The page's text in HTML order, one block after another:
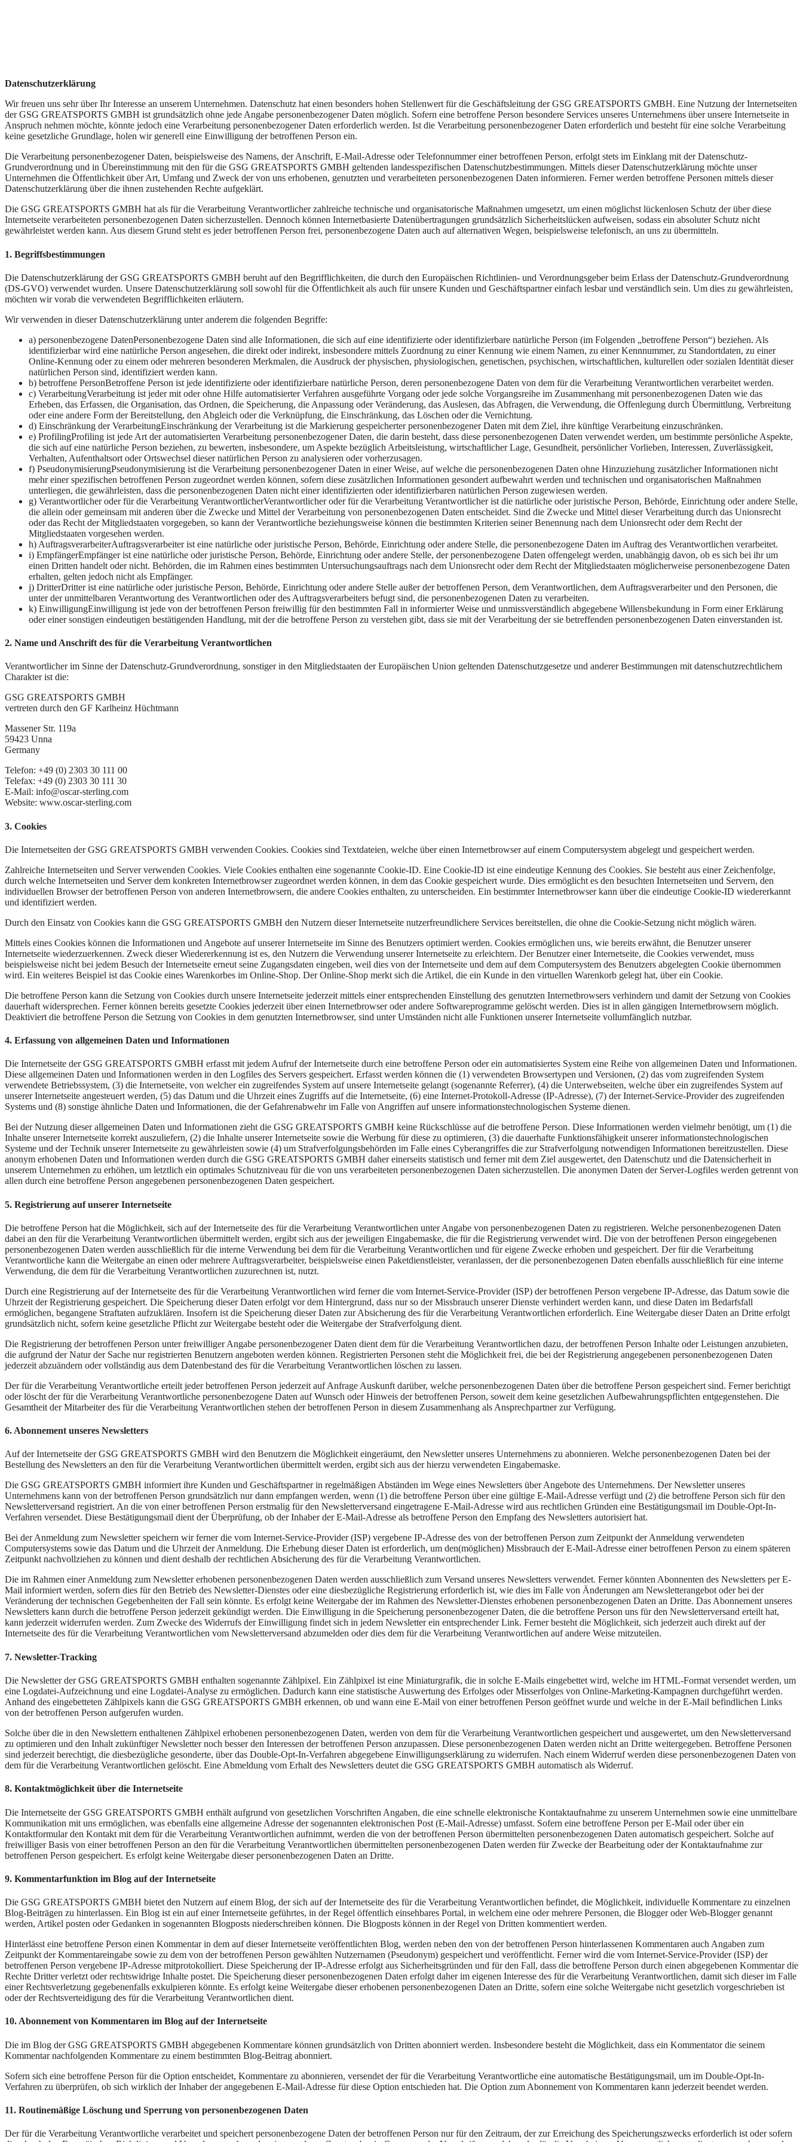
Datenschutzerklärung
Wir freuen uns sehr über Ihr Interesse an unserem Unternehmen. Datenschutz hat einen besonders hohen Stellenwert für die Geschäftsleitung der GSG GREATSPORTS GMBH. Eine Nutzung der Internetseiten
der GSG GREATSPORTS GMBH ist grundsätzlich ohne jede Angabe personenbezogener Daten möglich. Sofern eine betroffene Person besondere Services unseres Unternehmens über unsere Internetseite in
Anspruch nehmen möchte, könnte jedoch eine Verarbeitung personenbezogener Daten erforderlich werden. Ist die Verarbeitung personenbezogener Daten erforderlich und besteht für eine solche Verarbeitung
keine gesetzliche Grundlage, holen wir generell eine Einwilligung der betroffenen Person ein.
Die Verarbeitung personenbezogener Daten, beispielsweise des Namens, der Anschrift, E-Mail-Adresse oder Telefonnummer einer betroffenen Person, erfolgt stets im Einklang mit der Datenschutz-
Grundverordnung und in Übereinstimmung mit den für die GSG GREATSPORTS GMBH geltenden landesspezifischen Datenschutzbestimmungen. Mittels dieser Datenschutzerklärung möchte unser
Unternehmen die Öffentlichkeit über Art, Umfang und Zweck der von uns erhobenen, genutzten und verarbeiteten personenbezogenen Daten informieren. Ferner werden betroffene Personen mittels dieser
Datenschutzerklärung über die ihnen zustehenden Rechte aufgeklärt.
Die GSG GREATSPORTS GMBH hat als für die Verarbeitung Verantwortlicher zahlreiche technische und organisatorische Maßnahmen umgesetzt, um einen möglichst lückenlosen Schutz der über diese
Internetseite verarbeiteten personenbezogenen Daten sicherzustellen. Dennoch können Internetbasierte Datenübertragungen grundsätzlich Sicherheitslücken aufweisen, sodass ein absoluter Schutz nicht
gewährleistet werden kann. Aus diesem Grund steht es jeder betroffenen Person frei, personenbezogene Daten auch auf alternativen Wegen, beispielsweise telefonisch, an uns zu übermitteln.
1. Begriffsbestimmungen
Die Datenschutzerklärung der GSG GREATSPORTS GMBH beruht auf den Begrifflichkeiten, die durch den Europäischen Richtlinien- und Verordnungsgeber beim Erlass der Datenschutz-Grundverordnung
(DS-GVO) verwendet wurden. Unsere Datenschutzerklärung soll sowohl für die Öffentlichkeit als auch für unsere Kunden und Geschäftspartner einfach lesbar und verständlich sein. Um dies zu gewährleisten,
möchten wir vorab die verwendeten Begrifflichkeiten erläutern.
Wir verwenden in dieser Datenschutzerklärung unter anderem die folgenden Begriffe:
a) personenbezogene DatenPersonenbezogene Daten sind alle Informationen, die sich auf eine identifizierte oder identifizierbare natürliche Person (im Folgenden „betroffene Person“) beziehen. Als
identifizierbar wird eine natürliche Person angesehen, die direkt oder indirekt, insbesondere mittels Zuordnung zu einer Kennung wie einem Namen, zu einer Kennnummer, zu Standortdaten, zu einer
Online-Kennung oder zu einem oder mehreren besonderen Merkmalen, die Ausdruck der physischen, physiologischen, genetischen, psychischen, wirtschaftlichen, kulturellen oder sozialen Identität dieser
natürlichen Person sind, identifiziert werden kann.
b) betroffene PersonBetroffene Person ist jede identifizierte oder identifizierbare natürliche Person, deren personenbezogene Daten von dem für die Verarbeitung Verantwortlichen verarbeitet werden.
c) VerarbeitungVerarbeitung ist jeder mit oder ohne Hilfe automatisierter Verfahren ausgeführte Vorgang oder jede solche Vorgangsreihe im Zusammenhang mit personenbezogenen Daten wie das
Erheben, das Erfassen, die Organisation, das Ordnen, die Speicherung, die Anpassung oder Veränderung, das Auslesen, das Abfragen, die Verwendung, die Offenlegung durch Übermittlung, Verbreitung
oder eine andere Form der Bereitstellung, den Abgleich oder die Verknüpfung, die Einschränkung, das Löschen oder die Vernichtung.
d) Einschränkung der VerarbeitungEinschränkung der Verarbeitung ist die Markierung gespeicherter personenbezogener Daten mit dem Ziel, ihre künftige Verarbeitung einzuschränken.
e) ProfilingProfiling ist jede Art der automatisierten Verarbeitung personenbezogener Daten, die darin besteht, dass diese personenbezogenen Daten verwendet werden, um bestimmte persönliche Aspekte,
die sich auf eine natürliche Person beziehen, zu bewerten, insbesondere, um Aspekte bezüglich Arbeitsleistung, wirtschaftlicher Lage, Gesundheit, persönlicher Vorlieben, Interessen, Zuverlässigkeit,
Verhalten, Aufenthaltsort oder Ortswechsel dieser natürlichen Person zu analysieren oder vorherzusagen.
f) PseudonymisierungPseudonymisierung ist die Verarbeitung personenbezogener Daten in einer Weise, auf welche die personenbezogenen Daten ohne Hinzuziehung zusätzlicher Informationen nicht
mehr einer spezifischen betroffenen Person zugeordnet werden können, sofern diese zusätzlichen Informationen gesondert aufbewahrt werden und technischen und organisatorischen Maßnahmen
unterliegen, die gewährleisten, dass die personenbezogenen Daten nicht einer identifizierten oder identifizierbaren natürlichen Person zugewiesen werden.
g) Verantwortlicher oder für die Verarbeitung VerantwortlicherVerantwortlicher oder für die Verarbeitung Verantwortlicher ist die natürliche oder juristische Person, Behörde, Einrichtung oder andere Stelle,
die allein oder gemeinsam mit anderen über die Zwecke und Mittel der Verarbeitung von personenbezogenen Daten entscheidet. Sind die Zwecke und Mittel dieser Verarbeitung durch das Unionsrecht
oder das Recht der Mitgliedstaaten vorgegeben, so kann der Verantwortliche beziehungsweise können die bestimmten Kriterien seiner Benennung nach dem Unionsrecht oder dem Recht der
Mitgliedstaaten vorgesehen werden.
h) AuftragsverarbeiterAuftragsverarbeiter ist eine natürliche oder juristische Person, Behörde, Einrichtung oder andere Stelle, die personenbezogene Daten im Auftrag des Verantwortlichen verarbeitet.
i) EmpfängerEmpfänger ist eine natürliche oder juristische Person, Behörde, Einrichtung oder andere Stelle, der personenbezogene Daten offengelegt werden, unabhängig davon, ob es sich bei ihr um
einen Dritten handelt oder nicht. Behörden, die im Rahmen eines bestimmten Untersuchungsauftrags nach dem Unionsrecht oder dem Recht der Mitgliedstaaten möglicherweise personenbezogene Daten
erhalten, gelten jedoch nicht als Empfänger.
j) DritterDritter ist eine natürliche oder juristische Person, Behörde, Einrichtung oder andere Stelle außer der betroffenen Person, dem Verantwortlichen, dem Auftragsverarbeiter und den Personen, die
unter der unmittelbaren Verantwortung des Verantwortlichen oder des Auftragsverarbeiters befugt sind, die personenbezogenen Daten zu verarbeiten.
k) EinwilligungEinwilligung ist jede von der betroffenen Person freiwillig für den bestimmten Fall in informierter Weise und unmissverständlich abgegebene Willensbekundung in Form einer Erklärung
oder einer sonstigen eindeutigen bestätigenden Handlung, mit der die betroffene Person zu verstehen gibt, dass sie mit der Verarbeitung der sie betreffenden personenbezogenen Daten einverstanden ist.
2. Name und Anschrift des für die Verarbeitung Verantwortlichen
Verantwortlicher im Sinne der Datenschutz-Grundverordnung, sonstiger in den Mitgliedstaaten der Europäischen Union geltenden Datenschutzgesetze und anderer Bestimmungen mit datenschutzrechtlichem
Charakter ist die:
GSG GREATSPORTS GMBH
vertreten durch den GF Karlheinz Hüchtmann
Massener Str. 119a
59423 Unna
Germany
Telefon: +49 (0) 2303 30 111 00
Telefax: +49 (0) 2303 30 111 30
E-Mail: info@oscar-sterling.com
Website: www.oscar-sterling.com
3. Cookies
Die Internetseiten der GSG GREATSPORTS GMBH verwenden Cookies. Cookies sind Textdateien, welche über einen Internetbrowser auf einem Computersystem abgelegt und gespeichert werden.
Zahlreiche Internetseiten und Server verwenden Cookies. Viele Cookies enthalten eine sogenannte Cookie-ID. Eine Cookie-ID ist eine eindeutige Kennung des Cookies. Sie besteht aus einer Zeichenfolge,
durch welche Internetseiten und Server dem konkreten Internetbrowser zugeordnet werden können, in dem das Cookie gespeichert wurde. Dies ermöglicht es den besuchten Internetseiten und Servern, den
individuellen Browser der betroffenen Person von anderen Internetbrowsern, die andere Cookies enthalten, zu unterscheiden. Ein bestimmter Internetbrowser kann über die eindeutige Cookie-ID wiedererkannt
und identifiziert werden.
Durch den Einsatz von Cookies kann die GSG GREATSPORTS GMBH den Nutzern dieser Internetseite nutzerfreundlichere Services bereitstellen, die ohne die Cookie-Setzung nicht möglich wären.
Mittels eines Cookies können die Informationen und Angebote auf unserer Internetseite im Sinne des Benutzers optimiert werden. Cookies ermöglichen uns, wie bereits erwähnt, die Benutzer unserer
Internetseite wiederzuerkennen. Zweck dieser Wiedererkennung ist es, den Nutzern die Verwendung unserer Internetseite zu erleichtern. Der Benutzer einer Internetseite, die Cookies verwendet, muss
beispielsweise nicht bei jedem Besuch der Internetseite erneut seine Zugangsdaten eingeben, weil dies von der Internetseite und dem auf dem Computersystem des Benutzers abgelegten Cookie übernommen
wird. Ein weiteres Beispiel ist das Cookie eines Warenkorbes im Online-Shop. Der Online-Shop merkt sich die Artikel, die ein Kunde in den virtuellen Warenkorb gelegt hat, über ein Cookie.
Die betroffene Person kann die Setzung von Cookies durch unsere Internetseite jederzeit mittels einer entsprechenden Einstellung des genutzten Internetbrowsers verhindern und damit der Setzung von Cookies
dauerhaft widersprechen. Ferner können bereits gesetzte Cookies jederzeit über einen Internetbrowser oder andere Softwareprogramme gelöscht werden. Dies ist in allen gängigen Internetbrowsern möglich.
Deaktiviert die betroffene Person die Setzung von Cookies in dem genutzten Internetbrowser, sind unter Umständen nicht alle Funktionen unserer Internetseite vollumfänglich nutzbar.
4. Erfassung von allgemeinen Daten und Informationen
Die Internetseite der GSG GREATSPORTS GMBH erfasst mit jedem Aufruf der Internetseite durch eine betroffene Person oder ein automatisiertes System eine Reihe von allgemeinen Daten und Informationen.
Diese allgemeinen Daten und Informationen werden in den Logfiles des Servers gespeichert. Erfasst werden können die (1) verwendeten Browsertypen und Versionen, (2) das vom zugreifenden System
verwendete Betriebssystem, (3) die Internetseite, von welcher ein zugreifendes System auf unsere Internetseite gelangt (sogenannte Referrer), (4) die Unterwebseiten, welche über ein zugreifendes System auf
unserer Internetseite angesteuert werden, (5) das Datum und die Uhrzeit eines Zugriffs auf die Internetseite, (6) eine Internet-Protokoll-Adresse (IP-Adresse), (7) der Internet-Service-Provider des zugreifenden
Systems und (8) sonstige ähnliche Daten und Informationen, die der Gefahrenabwehr im Falle von Angriffen auf unsere informationstechnologischen Systeme dienen.
Bei der Nutzung dieser allgemeinen Daten und Informationen zieht die GSG GREATSPORTS GMBH keine Rückschlüsse auf die betroffene Person. Diese Informationen werden vielmehr benötigt, um (1) die
Inhalte unserer Internetseite korrekt auszuliefern, (2) die Inhalte unserer Internetseite sowie die Werbung für diese zu optimieren, (3) die dauerhafte Funktionsfähigkeit unserer informationstechnologischen
Systeme und der Technik unserer Internetseite zu gewährleisten sowie (4) um Strafverfolgungsbehörden im Falle eines Cyberangriffes die zur Strafverfolgung notwendigen Informationen bereitzustellen. Diese
anonym erhobenen Daten und Informationen werden durch die GSG GREATSPORTS GMBH daher einerseits statistisch und ferner mit dem Ziel ausgewertet, den Datenschutz und die Datensicherheit in
unserem Unternehmen zu erhöhen, um letztlich ein optimales Schutzniveau für die von uns verarbeiteten personenbezogenen Daten sicherzustellen. Die anonymen Daten der Server-Logfiles werden getrennt von
allen durch eine betroffene Person angegebenen personenbezogenen Daten gespeichert.
5. Registrierung auf unserer Internetseite
Die betroffene Person hat die Möglichkeit, sich auf der Internetseite des für die Verarbeitung Verantwortlichen unter Angabe von personenbezogenen Daten zu registrieren. Welche personenbezogenen Daten
dabei an den für die Verarbeitung Verantwortlichen übermittelt werden, ergibt sich aus der jeweiligen Eingabemaske, die für die Registrierung verwendet wird. Die von der betroffenen Person eingegebenen
personenbezogenen Daten werden ausschließlich für die interne Verwendung bei dem für die Verarbeitung Verantwortlichen und für eigene Zwecke erhoben und gespeichert. Der für die Verarbeitung
Verantwortliche kann die Weitergabe an einen oder mehrere Auftragsverarbeiter, beispielsweise einen Paketdienstleister, veranlassen, der die personenbezogenen Daten ebenfalls ausschließlich für eine interne
Verwendung, die dem für die Verarbeitung Verantwortlichen zuzurechnen ist, nutzt.
Durch eine Registrierung auf der Internetseite des für die Verarbeitung Verantwortlichen wird ferner die vom Internet-Service-Provider (ISP) der betroffenen Person vergebene IP-Adresse, das Datum sowie die
Uhrzeit der Registrierung gespeichert. Die Speicherung dieser Daten erfolgt vor dem Hintergrund, dass nur so der Missbrauch unserer Dienste verhindert werden kann, und diese Daten im Bedarfsfall
ermöglichen, begangene Straftaten aufzuklären. Insofern ist die Speicherung dieser Daten zur Absicherung des für die Verarbeitung Verantwortlichen erforderlich. Eine Weitergabe dieser Daten an Dritte erfolgt
grundsätzlich nicht, sofern keine gesetzliche Pflicht zur Weitergabe besteht oder die Weitergabe der Strafverfolgung dient.
Die Registrierung der betroffenen Person unter freiwilliger Angabe personenbezogener Daten dient dem für die Verarbeitung Verantwortlichen dazu, der betroffenen Person Inhalte oder Leistungen anzubieten,
die aufgrund der Natur der Sache nur registrierten Benutzern angeboten werden können. Registrierten Personen steht die Möglichkeit frei, die bei der Registrierung angegebenen personenbezogenen Daten
jederzeit abzuändern oder vollständig aus dem Datenbestand des für die Verarbeitung Verantwortlichen löschen zu lassen.
Der für die Verarbeitung Verantwortliche erteilt jeder betroffenen Person jederzeit auf Anfrage Auskunft darüber, welche personenbezogenen Daten über die betroffene Person gespeichert sind. Ferner berichtigt
oder löscht der für die Verarbeitung Verantwortliche personenbezogene Daten auf Wunsch oder Hinweis der betroffenen Person, soweit dem keine gesetzlichen Aufbewahrungspflichten entgegenstehen. Die
Gesamtheit der Mitarbeiter des für die Verarbeitung Verantwortlichen stehen der betroffenen Person in diesem Zusammenhang als Ansprechpartner zur Verfügung.
6. Abonnement unseres Newsletters
Auf der Internetseite der GSG GREATSPORTS GMBH wird den Benutzern die Möglichkeit eingeräumt, den Newsletter unseres Unternehmens zu abonnieren. Welche personenbezogenen Daten bei der
Bestellung des Newsletters an den für die Verarbeitung Verantwortlichen übermittelt werden, ergibt sich aus der hierzu verwendeten Eingabemaske.
Die GSG GREATSPORTS GMBH informiert ihre Kunden und Geschäftspartner in regelmäßigen Abständen im Wege eines Newsletters über Angebote des Unternehmens. Der Newsletter unseres
Unternehmens kann von der betroffenen Person grundsätzlich nur dann empfangen werden, wenn (1) die betroffene Person über eine gültige E-Mail-Adresse verfügt und (2) die betroffene Person sich für den
Newsletterversand registriert. An die von einer betroffenen Person erstmalig für den Newsletterversand eingetragene E-Mail-Adresse wird aus rechtlichen Gründen eine Bestätigungsmail im Double-Opt-In-
Verfahren versendet. Diese Bestätigungsmail dient der Überprüfung, ob der Inhaber der E-Mail-Adresse als betroffene Person den Empfang des Newsletters autorisiert hat.
Bei der Anmeldung zum Newsletter speichern wir ferner die vom Internet-Service-Provider (ISP) vergebene IP-Adresse des von der betroffenen Person zum Zeitpunkt der Anmeldung verwendeten
Computersystems sowie das Datum und die Uhrzeit der Anmeldung. Die Erhebung dieser Daten ist erforderlich, um den(möglichen) Missbrauch der E-Mail-Adresse einer betroffenen Person zu einem späteren
Zeitpunkt nachvollziehen zu können und dient deshalb der rechtlichen Absicherung des für die Verarbeitung Verantwortlichen.
Die im Rahmen einer Anmeldung zum Newsletter erhobenen personenbezogenen Daten werden ausschließlich zum Versand unseres Newsletters verwendet. Ferner könnten Abonnenten des Newsletters per E-
Mail informiert werden, sofern dies für den Betrieb des Newsletter-Dienstes oder eine diesbezügliche Registrierung erforderlich ist, wie dies im Falle von Änderungen am Newsletterangebot oder bei der
Veränderung der technischen Gegebenheiten der Fall sein könnte. Es erfolgt keine Weitergabe der im Rahmen des Newsletter-Dienstes erhobenen personenbezogenen Daten an Dritte. Das Abonnement unseres
Newsletters kann durch die betroffene Person jederzeit gekündigt werden. Die Einwilligung in die Speicherung personenbezogener Daten, die die betroffene Person uns für den Newsletterversand erteilt hat,
kann jederzeit widerrufen werden. Zum Zwecke des Widerrufs der Einwilligung findet sich in jedem Newsletter ein entsprechender Link. Ferner besteht die Möglichkeit, sich jederzeit auch direkt auf der
Internetseite des für die Verarbeitung Verantwortlichen vom Newsletterversand abzumelden oder dies dem für die Verarbeitung Verantwortlichen auf andere Weise mitzuteilen.
7. Newsletter-Tracking
Die Newsletter der GSG GREATSPORTS GMBH enthalten sogenannte Zählpixel. Ein Zählpixel ist eine Miniaturgrafik, die in solche E-Mails eingebettet wird, welche im HTML-Format versendet werden, um
eine Logdatei-Aufzeichnung und eine Logdatei-Analyse zu ermöglichen. Dadurch kann eine statistische Auswertung des Erfolges oder Misserfolges von Online-Marketing-Kampagnen durchgeführt werden.
Anhand des eingebetteten Zählpixels kann die GSG GREATSPORTS GMBH erkennen, ob und wann eine E-Mail von einer betroffenen Person geöffnet wurde und welche in der E-Mail befindlichen Links
von der betroffenen Person aufgerufen wurden.
Solche über die in den Newslettern enthaltenen Zählpixel erhobenen personenbezogenen Daten, werden von dem für die Verarbeitung Verantwortlichen gespeichert und ausgewertet, um den Newsletterversand
zu optimieren und den Inhalt zukünftiger Newsletter noch besser den Interessen der betroffenen Person anzupassen. Diese personenbezogenen Daten werden nicht an Dritte weitergegeben. Betroffene Personen
sind jederzeit berechtigt, die diesbezügliche gesonderte, über das Double-Opt-In-Verfahren abgegebene Einwilligungserklärung zu widerrufen. Nach einem Widerruf werden diese personenbezogenen Daten von
dem für die Verarbeitung Verantwortlichen gelöscht. Eine Abmeldung vom Erhalt des Newsletters deutet die GSG GREATSPORTS GMBH automatisch als Widerruf.
8. Kontaktmöglichkeit über die Internetseite
Die Internetseite der GSG GREATSPORTS GMBH enthält aufgrund von gesetzlichen Vorschriften Angaben, die eine schnelle elektronische Kontaktaufnahme zu unserem Unternehmen sowie eine unmittelbare
Kommunikation mit uns ermöglichen, was ebenfalls eine allgemeine Adresse der sogenannten elektronischen Post (E-Mail-Adresse) umfasst. Sofern eine betroffene Person per E-Mail oder über ein
Kontaktformular den Kontakt mit dem für die Verarbeitung Verantwortlichen aufnimmt, werden die von der betroffenen Person übermittelten personenbezogenen Daten automatisch gespeichert. Solche auf
freiwilliger Basis von einer betroffenen Person an den für die Verarbeitung Verantwortlichen übermittelten personenbezogenen Daten werden für Zwecke der Bearbeitung oder der Kontaktaufnahme zur
betroffenen Person gespeichert. Es erfolgt keine Weitergabe dieser personenbezogenen Daten an Dritte.
9. Kommentarfunktion im Blog auf der Internetseite
Die GSG GREATSPORTS GMBH bietet den Nutzern auf einem Blog, der sich auf der Internetseite des für die Verarbeitung Verantwortlichen befindet, die Möglichkeit, individuelle Kommentare zu einzelnen
Blog-Beiträgen zu hinterlassen. Ein Blog ist ein auf einer Internetseite geführtes, in der Regel öffentlich einsehbares Portal, in welchem eine oder mehrere Personen, die Blogger oder Web-Blogger genannt
werden, Artikel posten oder Gedanken in sogenannten Blogposts niederschreiben können. Die Blogposts können in der Regel von Dritten kommentiert werden.
Hinterlässt eine betroffene Person einen Kommentar in dem auf dieser Internetseite veröffentlichten Blog, werden neben den von der betroffenen Person hinterlassenen Kommentaren auch Angaben zum
Zeitpunkt der Kommentareingabe sowie zu dem von der betroffenen Person gewählten Nutzernamen (Pseudonym) gespeichert und veröffentlicht. Ferner wird die vom Internet-Service-Provider (ISP) der
betroffenen Person vergebene IP-Adresse mitprotokolliert. Diese Speicherung der IP-Adresse erfolgt aus Sicherheitsgründen und für den Fall, dass die betroffene Person durch einen abgegebenen Kommentar die
Rechte Dritter verletzt oder rechtswidrige Inhalte postet. Die Speicherung dieser personenbezogenen Daten erfolgt daher im eigenen Interesse des für die Verarbeitung Verantwortlichen, damit sich dieser im Falle
einer Rechtsverletzung gegebenenfalls exkulpieren könnte. Es erfolgt keine Weitergabe dieser erhobenen personenbezogenen Daten an Dritte, sofern eine solche Weitergabe nicht gesetzlich vorgeschrieben ist
oder der Rechtsverteidigung des für die Verarbeitung Verantwortlichen dient.
10. Abonnement von Kommentaren im Blog auf der Internetseite
Die im Blog der GSG GREATSPORTS GMBH abgegebenen Kommentare können grundsätzlich von Dritten abonniert werden. Insbesondere besteht die Möglichkeit, dass ein Kommentator die seinem
Kommentar nachfolgenden Kommentare zu einem bestimmten Blog-Beitrag abonniert.
Sofern sich eine betroffene Person für die Option entscheidet, Kommentare zu abonnieren, versendet der für die Verarbeitung Verantwortliche eine automatische Bestätigungsmail, um im Double-Opt-In-
Verfahren zu überprüfen, ob sich wirklich der Inhaber der angegebenen E-Mail-Adresse für diese Option entschieden hat. Die Option zum Abonnement von Kommentaren kann jederzeit beendet werden.
11. Routinemäßige Löschung und Sperrung von personenbezogenen Daten
Der für die Verarbeitung Verantwortliche verarbeitet und speichert personenbezogene Daten der betroffenen Person nur für den Zeitraum, der zur Erreichung des Speicherungszwecks erforderlich ist oder sofern